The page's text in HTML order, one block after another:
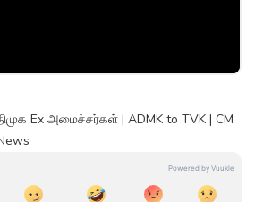
Ex அமைச்சர்கள் | ADMK to TVK | CM